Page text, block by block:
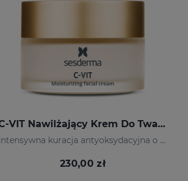
C-VIT Nawilżający Krem Do Twarzy 50 Ml
Intensywna kuracja antyoksydacyjna o szybkim działaniu rozjaśniającym.
230,00 zł